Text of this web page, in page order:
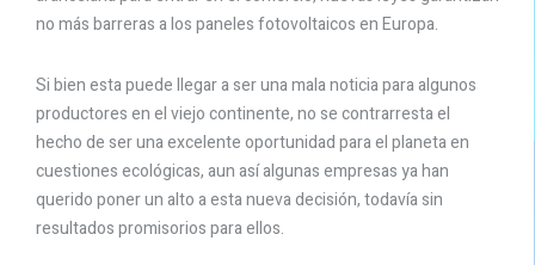
no más barreras a los paneles fotovoltaicos en Europa.
Si bien esta puede llegar a ser una mala noticia para algunos
productores en el viejo continente, no se contrarresta el
hecho de ser una excelente oportunidad para el planeta en
cuestiones ecológicas, aun así algunas empresas ya han
querido poner un alto a esta nueva decisión, todavía sin
resultados promisorios para ellos.